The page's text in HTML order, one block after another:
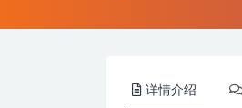
详情介绍